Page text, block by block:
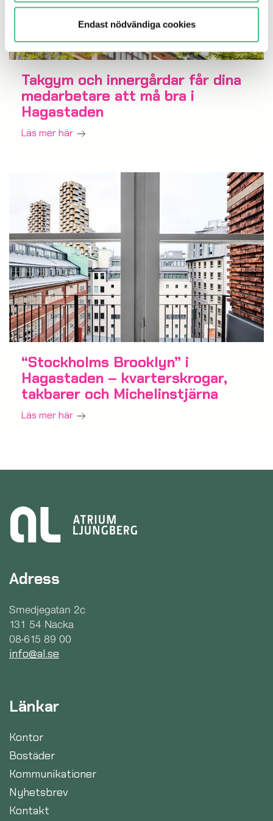
Endast nödvändiga cookies
Takgym och innergårdar får dina
medarbetare att må bra i
Hagastaden
Läs mer här
“Stockholms Brooklyn” i
Hagastaden – kvarterskrogar,
takbarer och Michelinstjärna
Läs mer här
Adress
Smedjegatan 2c
131 54 Nacka
08-615 89 00
info@al.se
Länkar
Kontor
Bostäder
Kommunikationer
Nyhetsbrev
Kontakt